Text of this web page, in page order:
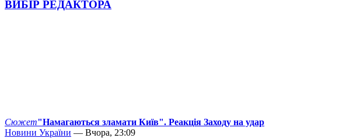
ВИБІР РЕДАКТОРА
Сюжет"Намагаються зламати Київ". Реакція Заходу на удар
Новини України — Вчора, 23:09